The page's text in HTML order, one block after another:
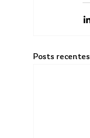
Posts recentes